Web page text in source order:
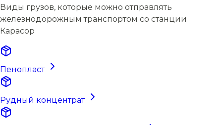
Виды грузов, которые можно отправлять
железнодорожным транспортом со станции
Карасор
Пенопласт
Рудный концентрат